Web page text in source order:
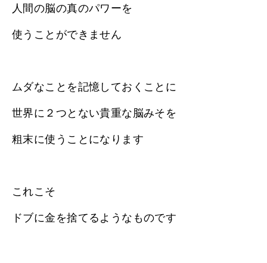
人間の脳の真のパワーを
使うことができません
ムダなことを記憶しておくことに
世界に２つとない貴重な脳みそを
粗末に使うことになります
これこそ
ドブに金を捨てるようなものです